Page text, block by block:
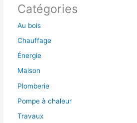
Catégories
Au bois
Chauffage
Énergie
Maison
Plomberie
Pompe à chaleur
Travaux